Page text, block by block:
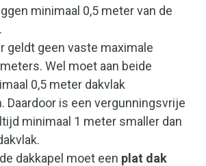
minimaal 0,5 meter van de
geldt geen vaste maximale
Wel moet aan beide
0,5 meter dakvlak
Daardoor is een vergunningsvrije
minimaal 1 meter smaller dan
de dakkapel moet een plat dak